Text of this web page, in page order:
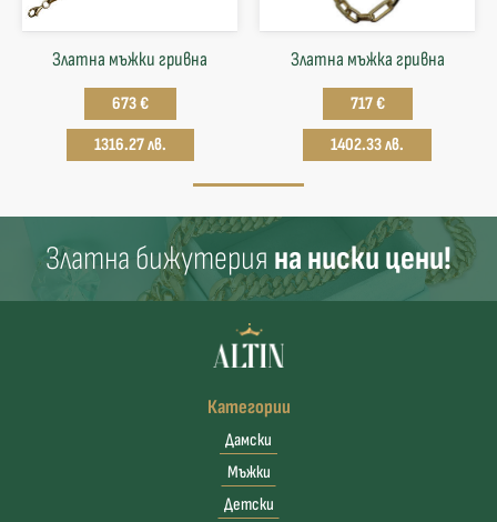
Златна мъжки гривна
673 €
1316.27 лв.
Златна мъжка гривна
717 €
1402.33 лв.
Златна бижутерия на ниски цени!
Категории
Дамски
Мъжки
Детски